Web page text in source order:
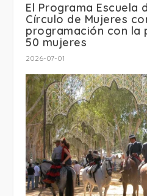
El Programa Escuela
Círculo de Mujeres
programación con la
50 mujeres
2026-07-01